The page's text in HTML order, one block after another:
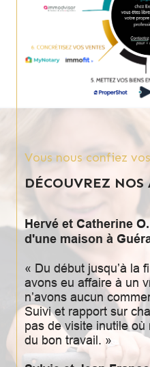
Vous nous confiez
DÉCOUVREZ
Hervé et Catherine
d'une maison à
« Du début jusqu’à la
avons eu affaire à un
n’avons aucun
Suivi et rapport sur
pas de visite inutile
du bon travail. »